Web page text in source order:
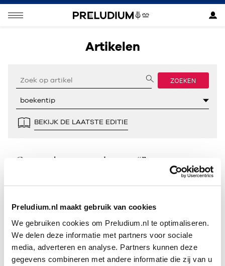
Preludium.nl maakt gebruik van cookies
We gebruiken cookies om Preludium.nl te optimaliseren.
We delen deze informatie met partners voor sociale
media, adverteren en analyse. Partners kunnen deze
gegevens combineren met andere informatie die zij van u
Artikelen
ZOEKEN
BEKIJK DE LAATSTE EDITIE
Geen resultaten gevonden voor “”.